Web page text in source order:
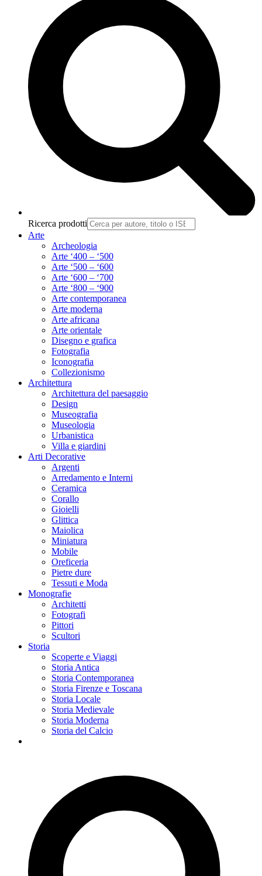
Ricerca prodotti
Arte
Archeologia
Arte ‘400 – ‘500
Arte ‘500 – ‘600
Arte ‘600 – ‘700
Arte ‘800 – ‘900
Arte contemporanea
Arte moderna
Arte africana
Arte orientale
Disegno e grafica
Fotografia
Iconografia
Collezionismo
Architettura
Architettura del paesaggio
Design
Museografia
Museologia
Urbanistica
Villa e giardini
Arti Decorative
Argenti
Arredamento e Interni
Ceramica
Corallo
Gioielli
Glittica
Maiolica
Miniatura
Mobile
Oreficeria
Pietre dure
Tessuti e Moda
Monografie
Architetti
Fotografi
Pittori
Scultori
Storia
Scoperte e Viaggi
Storia Antica
Storia Contemporanea
Storia Firenze e Toscana
Storia Locale
Storia Medievale
Storia Moderna
Storia del Calcio